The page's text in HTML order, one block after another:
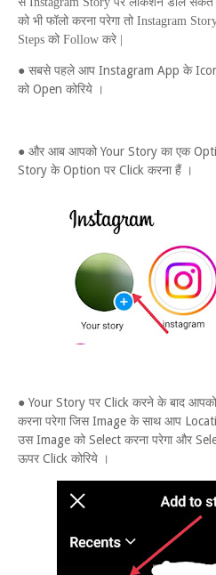
को भी फॉलो करना परेगा तो Instagram
Steps को Follow करे |
● सबसे पहले आप Instagram App के
को Open कोरिये ।
● और आब आपको Your Story का एक
Story के Option पर Click करना हैं ।
● Your Story पर Click करने के बाद
करना परेगा जिस Image के साथ आप
उस Image को Select करना परेगा और
ऊपर Click कोरिये ।